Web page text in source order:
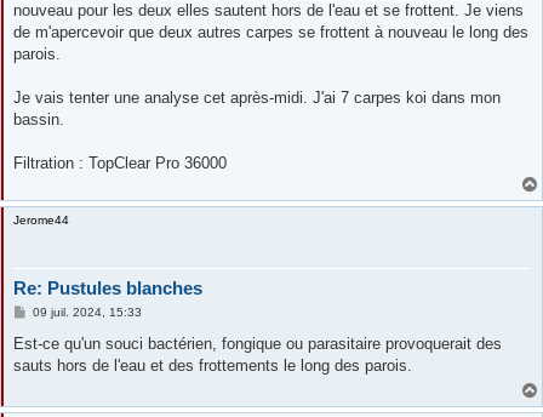
nouveau pour les deux elles sautent hors de l'eau et se frottent. Je viens
de m'apercevoir que deux autres carpes se frottent à nouveau le long des
parois.
Je vais tenter une analyse cet après-midi. J'ai 7 carpes koi dans mon
bassin.
Filtration : TopClear Pro 36000
Jerome44
Re: Pustules blanches
M
s
a
09 juil. 2024, 15:33
Est-ce qu'un souci bactérien, fongique ou parasitaire provoquerait des
sauts hors de l'eau et des frottements le long des parois.